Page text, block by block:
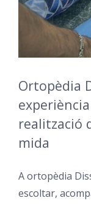
Ortopèdia
realització
mida
A ortopèdia
escoltar,